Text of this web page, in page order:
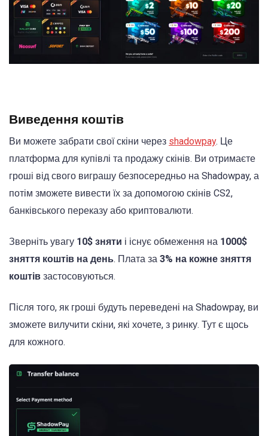
Виведення коштів
Ви можете забрати свої скіни через shadowpay. Це
платформа для купівлі та продажу скінів. Ви отримаєте
гроші від свого виграшу безпосередньо на Shadowpay, а
потім зможете вивести їх за допомогою скінів CS2,
банківського переказу або криптовалюти.
Зверніть увагу 10$ зняти і існує обмеження на 1000$
зняття коштів на день. Плата за 3% на кожне зняття
коштів застосовуються.
Після того, як гроші будуть переведені на Shadowpay, ви
зможете вилучити скіни, які хочете, з ринку. Тут є щось
для кожного.